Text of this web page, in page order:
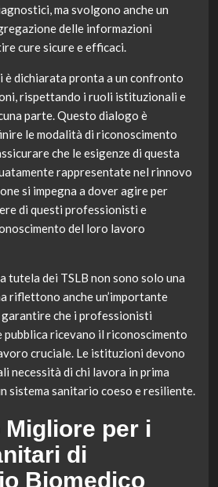
ma svolgono anche un
delle informazioni
cure sicure e efficaci.
è dichiarata pronta a un confronto
rispettando i ruoli istituzionali e
parte. Questo dialogo è
le modalità di riconoscimento
che le esigenze di questa
rappresentate nel rinnovo
si impegna a dover agire per
di questi professionisti e
del loro lavoro
tutela dei TSLB non sono solo una
riflettono anche un’importante
che i professionisti
pubblica ricevano il riconoscimento
cruciale. Le istituzioni devono
necessità di chi lavora in prima
sistema sanitario coeso e resiliente.
Migliore per i
di
Biomedico